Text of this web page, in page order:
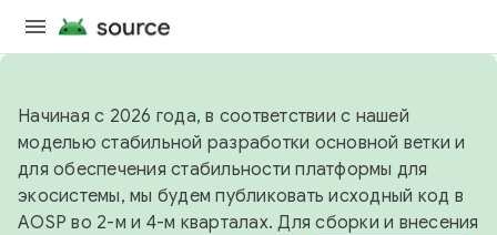
Начиная с 2026 года, в соответствии с нашей
моделью стабильной разработки основной ветки и
для обеспечения стабильности платформы для
экосистемы, мы будем публиковать исходный код в
AOSP во 2-м и 4-м кварталах. Для сборки и внесения